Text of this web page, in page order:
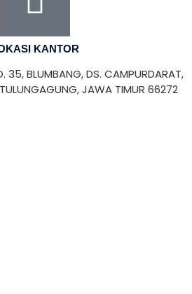
KANTOR
35, BLUMBANG, DS. CAMPURDARAT,
JAWA TIMUR 66272